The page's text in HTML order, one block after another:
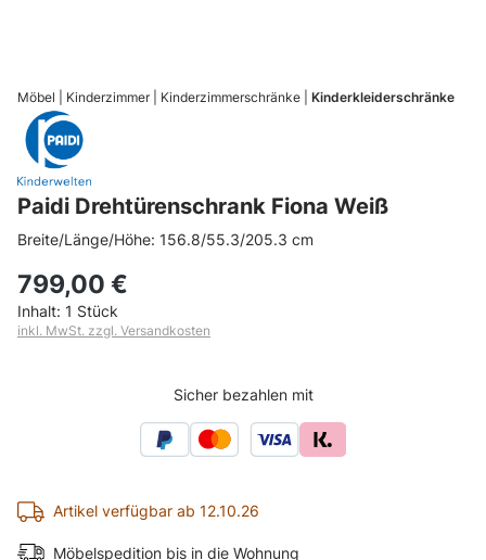
Möbel Kinderzimmer Kinderzimmerschränke Kinderkleiderschränke
Paidi Drehtürenschrank Fiona Weiß
Breite/Länge/Höhe: 156.8/55.3/205.3 cm
799,00 €
Inhalt: 1 Stück
inkl. MwSt. zzgl. Versandkosten
Artikel verfügbar ab 12.10.26
Möbelspedition bis in die Wohnung
Sicher bezahlen mit